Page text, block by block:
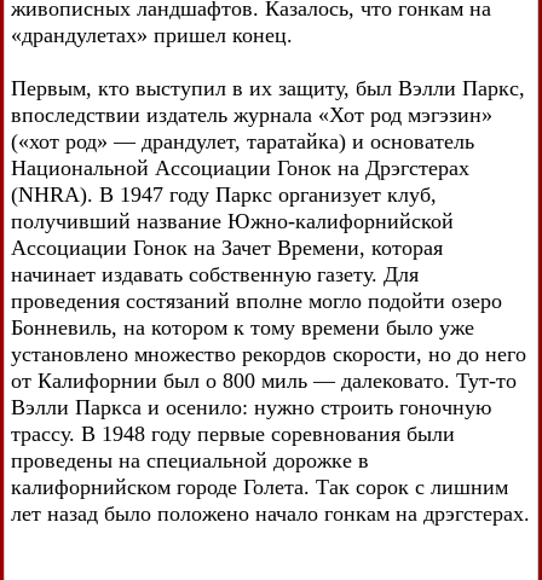
живописных ландшафтов. Казалось, что гонкам на
«драндулетах» пришел конец.
Первым, кто выступил в их защиту, был Вэлли Паркс,
впоследствии издатель журнала «Хот род мэгэзин»
(«хот род» — драндулет, таратайка) и основатель
Национальной Ассоциации Гонок на Дрэгстерах
(NHRA). В 1947 году Паркс организует клуб,
получивший название Южно-калифорнийской
Ассоциации Гонок на Зачет Времени, которая
начинает издавать собственную газету. Для
проведения состязаний вполне могло подойти озеро
Бонневиль, на котором к тому времени было уже
установлено множество рекордов скорости, но до него
от Калифорнии был о 800 миль — далековато. Тут-то
Вэлли Паркса и осенило: нужно строить гоночную
трассу. В 1948 году первые соревнования были
проведены на специальной дорожке в
калифорнийском городе Голета. Так сорок с лишним
лет назад было положено начало гонкам на дрэгстерах.